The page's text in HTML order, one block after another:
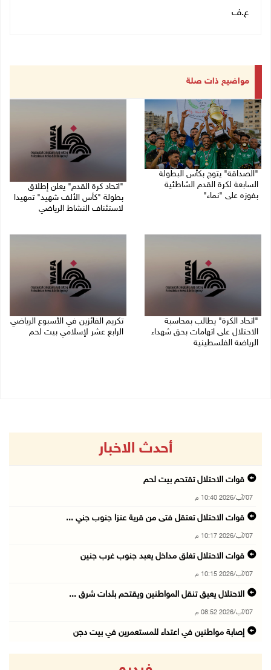
ع.ف
مواضيع ذات صلة
"الصداقة" يتوج بكأس البطولة
السابعة لكرة القدم الشاطئية
بفوزه على "نماء"
"اتحاد كرة القدم" يعلن إطلاق
بطولة "كأس الألف شهيد" تمهيدا
لاستئناف النشاط الرياضي
"اتحاد الكرة" يطالب بمحاسبة
الاحتلال على اتهامات بحق شهداء
الرياضة الفلسطينية
تكريم الفائزين في الأسبوع الرياضي
الرابع عشر لإسلامي بيت لحم
أحدث الاخبار
قوات الاحتلال تقتحم بيت لحم
07/آب/2026 10:40 م
قوات الاحتلال تعتقل فتى من قرية عنزا جنوب جني ...
07/آب/2026 10:17 م
قوات الاحتلال تغلق مداخل يعبد جنوب غرب جنين
07/آب/2026 10:15 م
الاحتلال يعيق تنقل المواطنين ويقتحم بلدات شرق ...
07/آب/2026 08:52 م
إصابة مواطنين في اعتداء للمستعمرين في بيت دجن